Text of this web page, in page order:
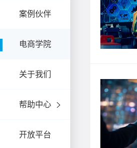
案例伙伴
电商学院
关于我们
帮助中心
开放平台